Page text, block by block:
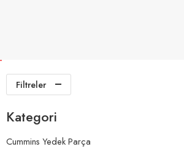
Filtreler
Kategori
Cummins Yedek Parça